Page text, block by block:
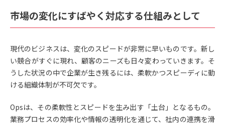
市場の変化にすばやく対応する仕組みとして
現代のビジネスは、変化のスピードが非常に早いものです。新し
い競合がすぐに現れ、顧客のニーズも日々変わっていきます。そ
うした状況の中で企業が生き残るには、柔軟かつスピーディに動
ける組織体制が不可欠です。
Opsは、その柔軟性とスピードを生み出す「土台」となるもの。
業務プロセスの効率化や情報の透明化を通じて、社内の連携を滑